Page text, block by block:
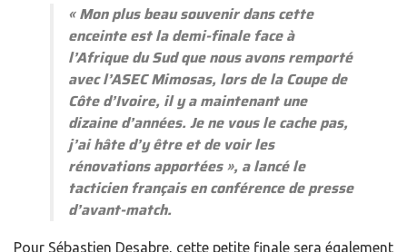
«Mon plus beau souvenir dans cette
enceinte est la demi-finale face à
l’Afrique du Sud que nous avons remporté
avec l’ASEC Mimosas, lors de la Coupe de
Côte d’Ivoire, il y a maintenant une
dizaine d’années. Je ne vous le cache pas,
j’ai hâte d’y être et de voir les
rénovations apportées», a lancé le
tacticien français en conférence de presse
d’avant-match.
Pour Sébastien Desabre, cette petite finale sera également